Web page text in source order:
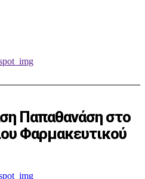
Παπαθανάση στο
Φαρμακευτικού